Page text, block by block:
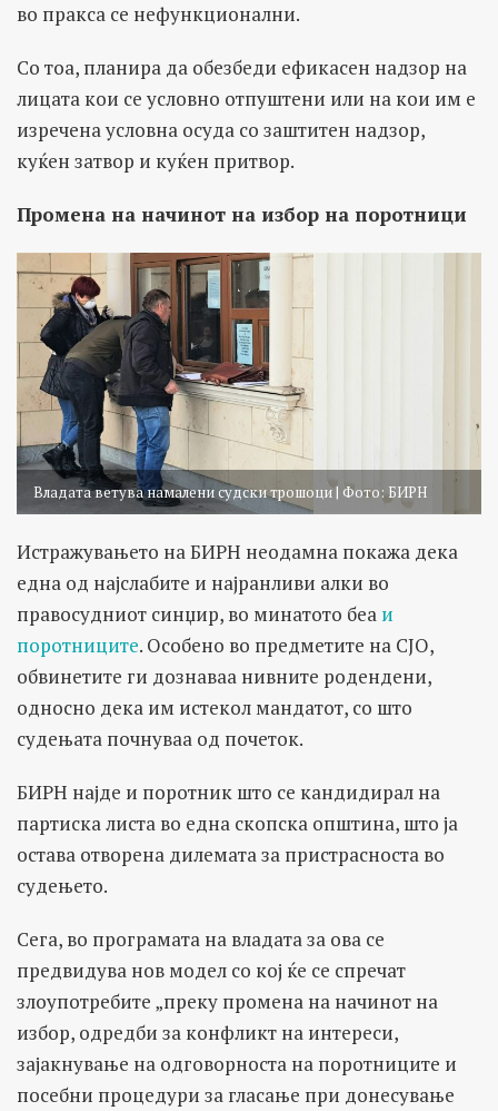
во пракса се нефункционални.
Со тоа, планира да обезбеди ефикасен надзор на
лицата кои се условно отпуштени или на кои им е
изречена условна осуда со заштитен надзор,
куќен затвор и куќен притвор.
Промена на начинот на избор на поротници
Владата ветува намалени судски трошоци | Фото: БИРН
Истражувањето на БИРН неодамна покажа дека
една од најслабите и најранливи алки во
правосудниот синџир, во минатото беа и
поротниците. Особено во предметите на СЈО,
обвинетите ги дознаваа нивните родендени,
односно дека им истекол мандатот, со што
судењата почнуваа од почеток.
БИРН најде и поротник што се кандидирал на
партиска листа во една скопска општина, што ја
остава отворена дилемата за пристрасноста во
судењето.
Сега, во програмата на владата за ова се
предвидува нов модел со кој ќе се спречат
злоупотребите „преку промена на начинот на
избор, одредби за конфликт на интереси,
зајакнување на одговорноста на поротниците и
посебни процедури за гласање при донесување